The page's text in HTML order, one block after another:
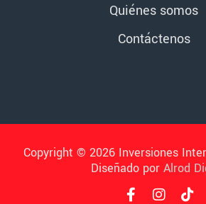
Quiénes somos
Contáctenos
Copyright © 2026 Inversiones
Diseñado por Alrod